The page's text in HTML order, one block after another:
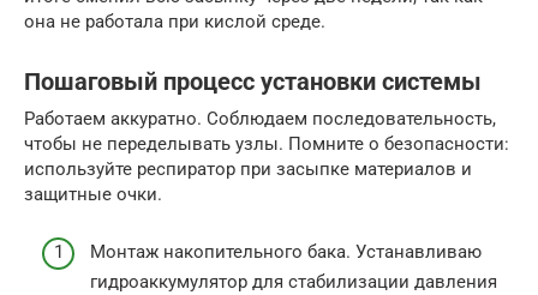
она не работала при кислой среде.
Пошаговый процесс установки системы
Работаем аккуратно. Соблюдаем последовательность,
чтобы не переделывать узлы. Помните о безопасности:
используйте респиратор при засыпке материалов и
защитные очки.
Монтаж накопительного бака. Устанавливаю
гидроаккумулятор для стабилизации давления